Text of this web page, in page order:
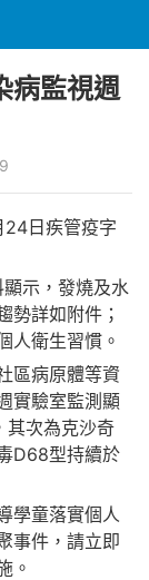
病監視週
24日疾管疫字
示，發燒及水
勢詳如附件；
人衛生習慣。
區病原體等資
實驗室監測顯
其次為克沙奇
D68型持續於
學童落實個人
事件，請立即
。